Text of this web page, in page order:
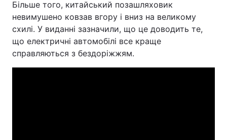
Більше того, китайський позашляховик
невимушено ковзав вгору і вниз на великому
схилі. У виданні зазначили, що це доводить те,
що електричні автомобілі все краще
справляються з бездоріжжям.